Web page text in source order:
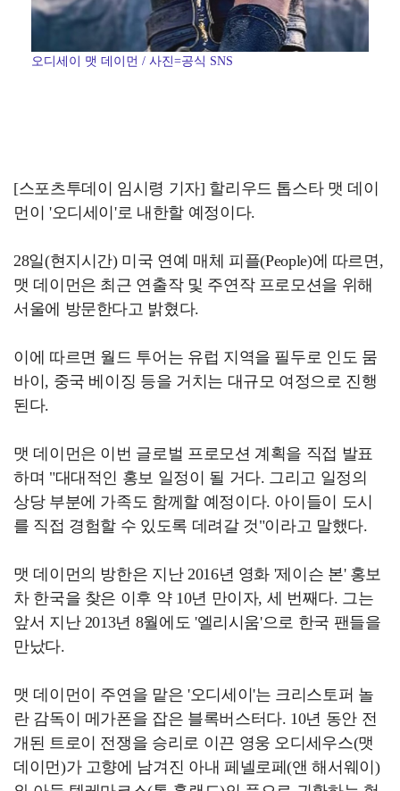
오디세이 맷 데이먼 / 사진=공식 SNS
[스포츠투데이 임시령 기자] 할리우드 톱스타 맷 데이
먼이 '오디세이'로 내한할 예정이다.
28일(현지시간) 미국 연예 매체 피플(People)에 따르면,
맷 데이먼은 최근 연출작 및 주연작 프로모션을 위해
서울에 방문한다고 밝혔다.
이에 따르면 월드 투어는 유럽 지역을 필두로 인도 뭄
바이, 중국 베이징 등을 거치는 대규모 여정으로 진행
된다.
맷 데이먼은 이번 글로벌 프로모션 계획을 직접 발표
하며 "대대적인 홍보 일정이 될 거다. 그리고 일정의
상당 부분에 가족도 함께할 예정이다. 아이들이 도시
를 직접 경험할 수 있도록 데려갈 것"이라고 말했다.
맷 데이먼의 방한은 지난 2016년 영화 '제이슨 본' 홍보
차 한국을 찾은 이후 약 10년 만이자, 세 번째다. 그는
앞서 지난 2013년 8월에도 '엘리시움'으로 한국 팬들을
만났다.
맷 데이먼이 주연을 맡은 '오디세이'는 크리스토퍼 놀
란 감독이 메가폰을 잡은 블록버스터다. 10년 동안 전
개된 트로이 전쟁을 승리로 이끈 영웅 오디세우스(맷
데이먼)가 고향에 남겨진 아내 페넬로페(앤 해서웨이)